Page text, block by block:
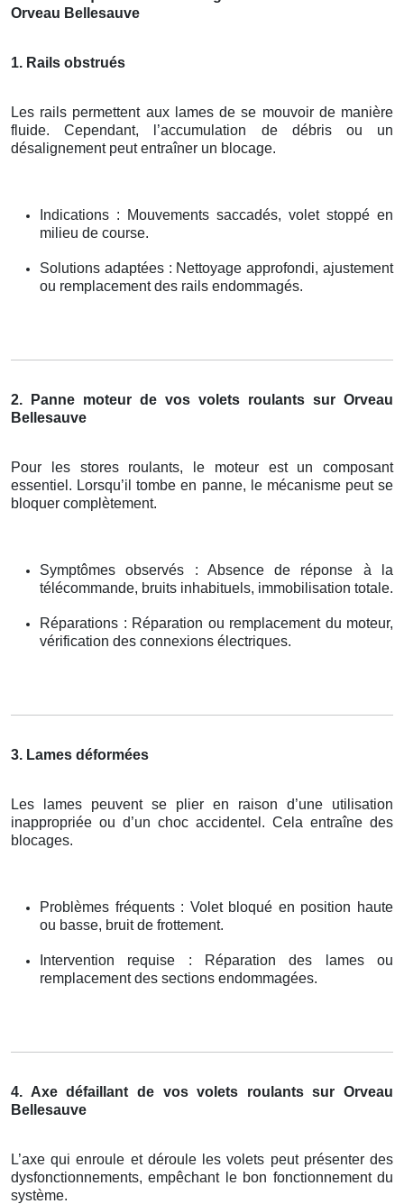
Orveau Bellesauve
1. Rails obstrués
Les rails permettent aux lames de se mouvoir de manière
fluide. Cependant, l’accumulation de débris ou un
désalignement peut entraîner un blocage.
Indications : Mouvements saccadés, volet stoppé en
milieu de course.
Solutions adaptées : Nettoyage approfondi, ajustement
ou remplacement des rails endommagés.
2. Panne moteur de vos volets roulants sur Orveau
Bellesauve
Pour les stores roulants, le moteur est un composant
essentiel. Lorsqu’il tombe en panne, le mécanisme peut se
bloquer complètement.
Symptômes observés : Absence de réponse à la
télécommande, bruits inhabituels, immobilisation totale.
Réparations : Réparation ou remplacement du moteur,
vérification des connexions électriques.
3. Lames déformées
Les lames peuvent se plier en raison d’une utilisation
inappropriée ou d’un choc accidentel. Cela entraîne des
blocages.
Problèmes fréquents : Volet bloqué en position haute
ou basse, bruit de frottement.
Intervention requise : Réparation des lames ou
remplacement des sections endommagées.
4. Axe défaillant de vos volets roulants sur Orveau
Bellesauve
L’axe qui enroule et déroule les volets peut présenter des
dysfonctionnements, empêchant le bon fonctionnement du
système.